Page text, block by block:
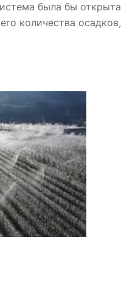
была бы
количества